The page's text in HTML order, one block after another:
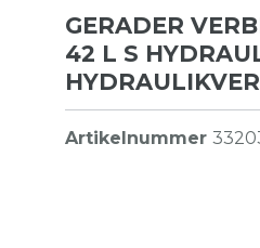
GERADER
42 L S
Artikelnummer